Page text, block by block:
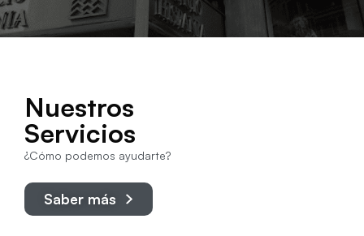
Nuestros
Servicios
¿Cómo podemos ayudarte?
Saber más